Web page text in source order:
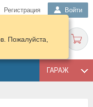
Регистрация Войти
ГАРАЖ
Пожалуйста,